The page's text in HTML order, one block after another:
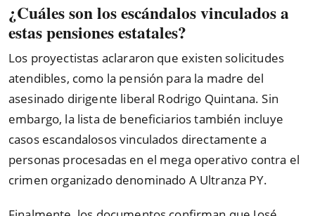
¿Cuáles son los escándalos vinculados a
estas pensiones estatales?
Los proyectistas aclararon que existen solicitudes
atendibles, como la pensión para la madre del
asesinado dirigente liberal Rodrigo Quintana. Sin
embargo, la lista de beneficiarios también incluye
casos escandalosos vinculados directamente a
personas procesadas en el mega operativo contra el
crimen organizado denominado A Ultranza PY.